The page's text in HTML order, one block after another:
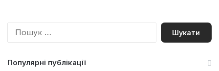
П
Популярні публікації